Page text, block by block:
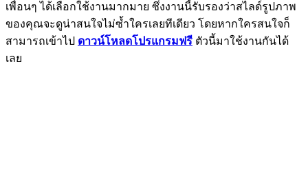
เพื่อนๆ ได้เลือกใช้งานมากมาย ซึ่งงานนี้รับรองว่าสไลด์รูปภาพ
ของคุณจะดูน่าสนใจไม่ซ้ำใครเลยทีเดียว โดยหากใครสนใจก็
สามารถเข้าไป ดาวน์โหลดโปรแกรมฟรี ตัวนี้มาใช้งานกันได้
เลย